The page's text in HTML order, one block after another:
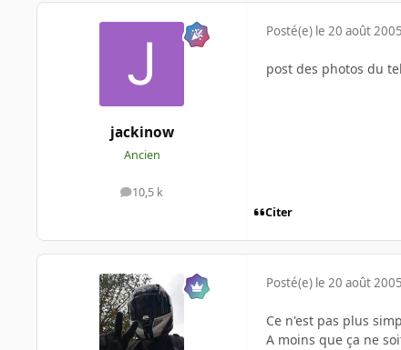
jackinow
Ancien
10,5 k
messages
Posté(e) le 20 août 2005
post des photos du
Citer
Posté(e) le 20 août 2005
Ce n'est pas plus
A moins que ça ne